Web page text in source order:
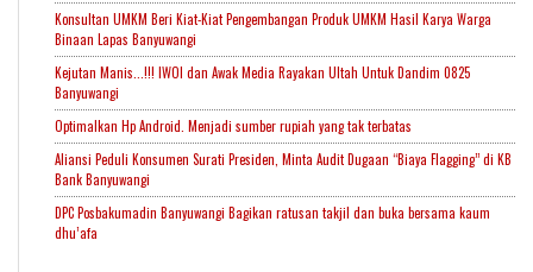
Konsultan UMKM Beri Kiat-Kiat Pengembangan Produk UMKM Hasil Karya Warga
Binaan Lapas Banyuwangi
Kejutan Manis...!!! IWOI dan Awak Media Rayakan Ultah Untuk Dandim 0825
Banyuwangi
Optimalkan Hp Android. Menjadi sumber rupiah yang tak terbatas
Aliansi Peduli Konsumen Surati Presiden, Minta Audit Dugaan “Biaya Flagging” di KB
Bank Banyuwangi
DPC Posbakumadin Banyuwangi Bagikan ratusan takjil dan buka bersama kaum
dhu’afa